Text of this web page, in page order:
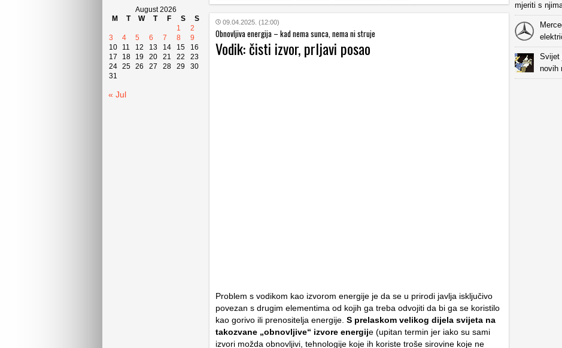
August 2026
M
T W T F S
S
1
2
3
4 5 6 7 8
9
10
11 12 13 14 15
16
17
18 19 20 21 22
23
24 25 26 27 28 29
30
31
« Jul
09.04.2025. (12:00)
Obnovljiva energija – kad nema sunca, nema ni struje
Vodik: čisti izvor, prljavi posao
Problem s vodikom kao izvorom energije je da se u prirodi javlja isključivo
povezan s drugim elementima od kojih ga treba odvojiti da bi ga se koristilo
kao gorivo ili prenositelja energije. S prelaskom velikog dijela svijeta na
takozvane „obnovljive“ izvore energije (upitan termin jer iako su sami
izvori možda obnovljivi, tehnologije koje ih koriste troše sirovine koje ne
mjeriti s
Svijet
novih